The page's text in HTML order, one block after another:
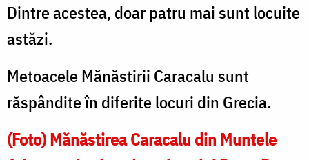
Dintre acestea, doar patru mai sunt locuite
astăzi.
Metoacele Mănăstirii Caracalu sunt
răspândite în diferite locuri din Grecia.
(Foto) Mănăstirea Caracalu din Muntele